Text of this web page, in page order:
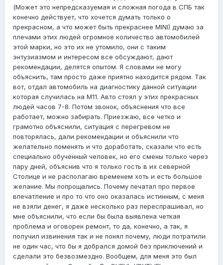
(Может это непредсказуемая и сложная погода в СПБ так
конечно действует, что хочется думать только о
прекрасном, а что может быть прекраснее MINI) думаю за
плечами этих людей огромное количество автомобилей
этой марки, но это их не утомило, они с таким
энтузиазмом и интересом все обсуждают, дают
рекомендации, делятся опытом. Я словами не могу
объяснить, там просто даже приятно находится рядом. Так
вот, отдал автомобиль на диагностику данной ситуации
которая случилась на М11. Авто стоял у этих прекрасных
людей часов 7-8. Потом звонок, объяснения что все
работает, можно забирать. Приезжаю, все четко и
грамотно объяснили, ситуация с перегревом не
повторялась, дали рекомендации и объяснили что
желательно поменять и что доработать, сказали что есть
специально обученный человек, но его смены только через
пару дней, объяснив что я только гость в их северной
Столице и не располагаю временем хоть и есть большое
желание. Мы попрощались. Почему печатал про первое
впечатление и про то что оно оказалась истинным, с меня
не взяли денег, я даже несколько раз переспрашивал, но
мне объяснили, что если бы была выявлена четкая
проблема и оговорен ремонт, то да, конечно, а так, я
получил извинения так и не понял почему, люди потратили
не один час, что бы я добрался домой без приключений и
сделали это безвозмездно. Вообщем, для меня это был